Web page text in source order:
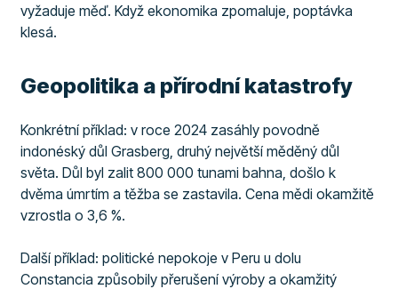
vyžaduje měď. Když ekonomika zpomaluje, poptávka
klesá.
Geopolitika a přírodní katastrofy
Konkrétní příklad: v roce 2024 zasáhly povodně
indonéský důl Grasberg, druhý největší měděný důl
světa. Důl byl zalit 800 000 tunami bahna, došlo k
dvěma úmrtím a těžba se zastavila. Cena mědi okamžitě
vzrostla o 3,6 %.
Další příklad: politické nepokoje v Peru u dolu
Constancia způsobily přerušení výroby a okamžitý